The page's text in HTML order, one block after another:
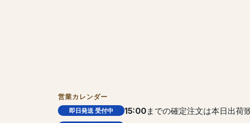
営業カレンダー
即日発送 受付中 15:00までの確定注文は本日出荷